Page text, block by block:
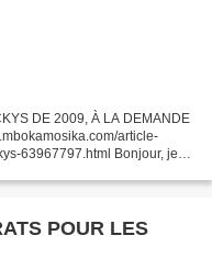
DE 2009, À LA DEMANDE
article-
63967797.html Bonjour, je
POUR LES